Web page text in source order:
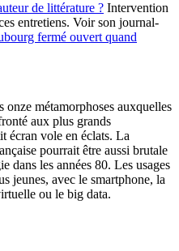
de littérature ? Intervention
entretiens. Voir son journal-
fermé ouvert quand
onze métamorphoses auxquelles
aux plus grands
écran vole en éclats. La
pourrait être aussi brutale
dans les années 80. Les usages
jeunes, avec le smartphone, la
ou le big data.